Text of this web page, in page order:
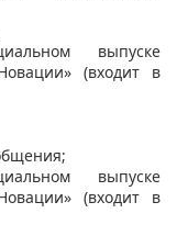
выпуске
(входит в
выпуске
(входит в